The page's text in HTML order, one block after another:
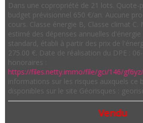
Dans une copropriété de 21 lots. Quote-
budget prévisionnel 650 €/an. Aucune
cours. Classe énergie B, Classe climat
estimé des dépenses annuelles
standard, établi à partir des prix de
275.00 €. Date de réalisation du DPE :
honoraires :
https://files.netty.immo/file/gci/146/
informations sur les risques auxquels ce
disponibles sur le site Géorisques :
Vendu